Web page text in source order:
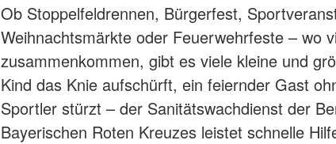
Ob Stoppelfeldrennen, Bürgerfest,
Weihnachtsmärkte oder Feuerwehrfeste – wo
zusammenkommen, gibt es viele kleine und
Kind das Knie aufschürft, ein feiernder Gast
Sportler stürzt – der Sanitätswachdienst der
Bayerischen Roten Kreuzes leistet schnelle